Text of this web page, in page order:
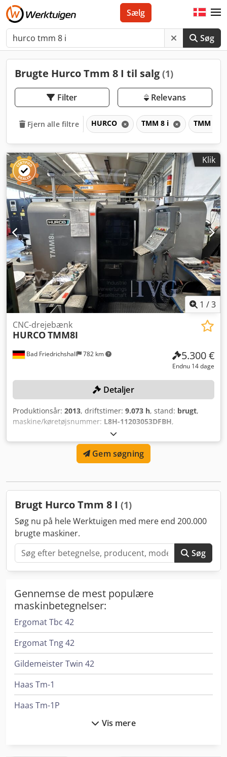
Søg
Sælg
Brugte Hurco Tmm 8 I til salg (1)
Filter Relevans
Fjern alle filtre HURCO TMM 8 i TMM
Klik
1 /3
Bad Friedrichshall 782 km
CNC-drejebænk
HURCOTMM8I
5.300 €
Endnu 14 dage
Detaljer
Produktionsår: 2013, driftstimer: 9.073 h, stand: brugt,
maskine/køretøjsnummer: L8H-11203053DFBH,
Bevægelser (X/Z): 203/550 mm, maks. drejediameter: 256
mm, 12-positions revolver med drevne værktøjer, maks.
omdrejningstal: 4.000 o/min, værktøjsholder, styring
WinMax, spånetransportør, køleenhed. Dksdpszha E Hjfx
Gem søgning
Brugt Hurco Tmm 8 I (1)
Søg nu på hele Werktuigen med mere end 200.000
brugte maskiner.
Søg
Gennemse de mest populære
maskinbetegnelser:
Ergomat Tbc 42
Ergomat Tng 42
Gildemeister Twin 42
Haas Tm-1
Haas Tm-1P
Vis mere